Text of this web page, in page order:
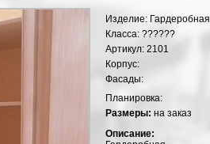
Изделие: Гардеробная
Класса: ??????
Артикул: 2101
Корпус:
Фасады:
Планировка:
Размеры: на заказ
Описание: